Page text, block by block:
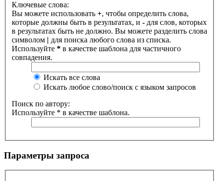
Ключевые слова:
Вы можете использовать +, чтобы определить слова,
которые должны быть в результатах, и - для слов, которых
в результатах быть не должно. Вы можете разделить слова
символом | для поиска любого слова из списка.
Используйте * в качестве шаблона для частичного
совпадения.
Искать все слова
Искать любое слово/поиск с языком запросов
Поиск по автору:
Используйте * в качестве шаблона.
Параметры запроса